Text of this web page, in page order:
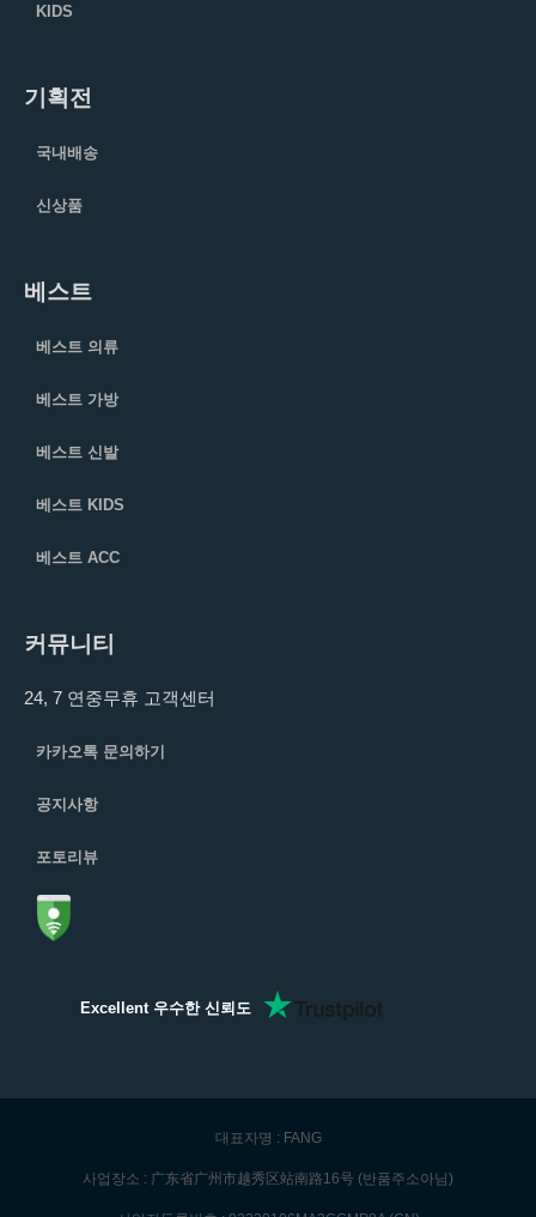
KIDS
기획전
국내배송
신상품
베스트
베스트 의류
베스트 가방
베스트 신발
베스트 KIDS
베스트 ACC
커뮤니티
24, 7 연중무휴 고객센터
카카오톡 문의하기
공지사항
포토리뷰
Excellent 우수한 신뢰도
대표자명 : FANG
사업장소 : 广东省广州市越秀区站南路16号 (반품주소아님)